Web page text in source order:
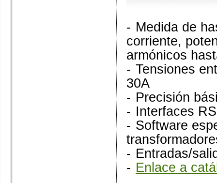
- Medida de
corriente,
armónicos
- Tensiones
30A
- Precisión
- Interfaces
- Software
- Entradas/
- Enlace a